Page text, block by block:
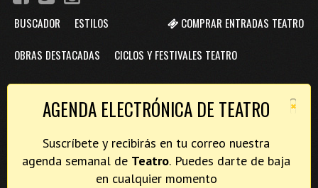
COMPRAR ENTRADAS TEATRO
BUSCADOR ESTILOS
OBRAS DESTACADAS CICLOS Y FESTIVALES TEATRO
×
AGENDA ELECTRÓNICA DE TEATRO
Suscríbete y recibirás en tu correo nuestra
agenda semanal de Teatro. Puedes darte de baja
en cualquier momento